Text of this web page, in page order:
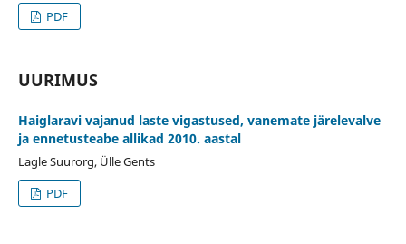
PDF
UURIMUS
Haiglaravi vajanud laste vigastused, vanemate järelevalve
ja ennetusteabe allikad 2010. aastal
Lagle Suurorg, Ülle Gents
PDF